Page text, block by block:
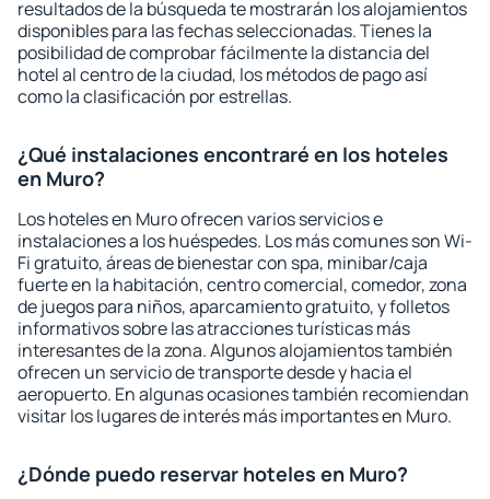
resultados de la búsqueda te mostrarán los alojamientos
disponibles para las fechas seleccionadas. Tienes la
posibilidad de comprobar fácilmente la distancia del
hotel al centro de la ciudad, los métodos de pago así
como la clasificación por estrellas.
¿Qué instalaciones encontraré en los hoteles
en Muro?
Los hoteles en Muro ofrecen varios servicios e
instalaciones a los huéspedes. Los más comunes son Wi-
Fi gratuito, áreas de bienestar con spa, minibar/caja
fuerte en la habitación, centro comercial, comedor, zona
de juegos para niños, aparcamiento gratuito, y folletos
informativos sobre las atracciones turísticas más
interesantes de la zona. Algunos alojamientos también
ofrecen un servicio de transporte desde y hacia el
aeropuerto. En algunas ocasiones también recomiendan
visitar los lugares de interés más importantes en Muro.
¿Dónde puedo reservar hoteles en Muro?